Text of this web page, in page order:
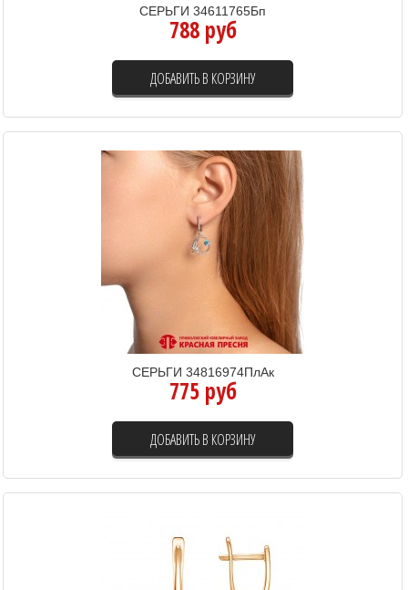
СЕРЬГИ 34611765Бп
788 руб
ДОБАВИТЬ В КОРЗИНУ
СЕРЬГИ 34816974ПлАк
775 руб
ДОБАВИТЬ В КОРЗИНУ